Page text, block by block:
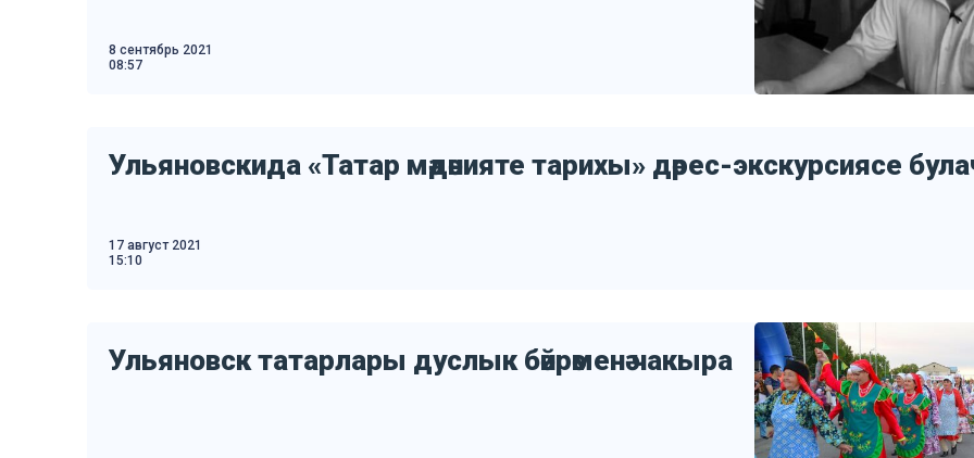
8 сентябрь 2021
08:57
Ульяновскида «Татар мәдәнияте тарихы» дәрес-экскурсиясе
17 август 2021
15:10
Ульяновск татарлары дуслык бәйрәменә чакыра